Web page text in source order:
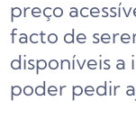
preço
facto de
disponíveis a
poder pedir